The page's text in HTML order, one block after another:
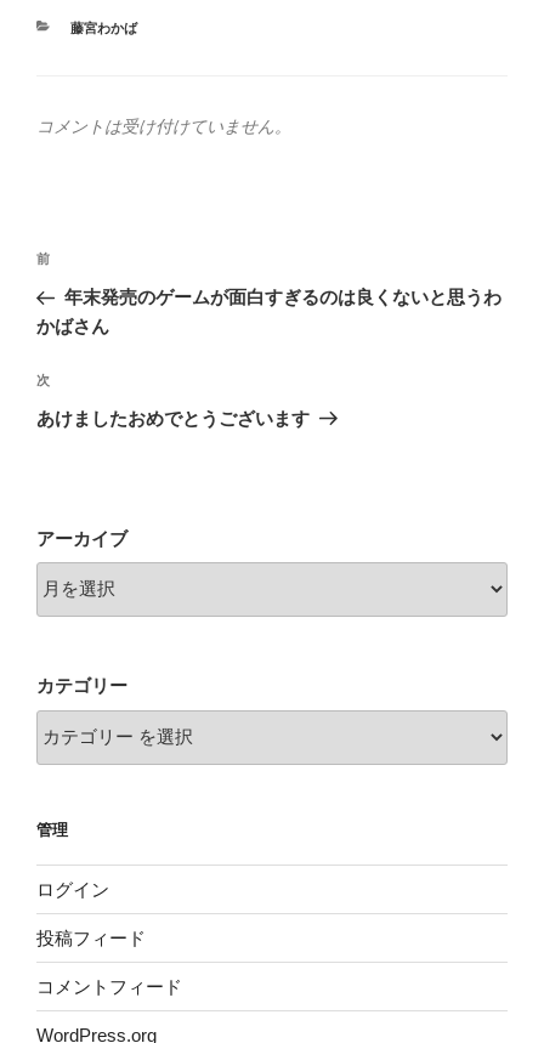
カ
藤宮わかば
コメントは受け付けていません。
投
ナ
ゲ
ー
前
の
投
前
年末発売のゲームが面白すぎるのは良くないと思うわ
かばさん
次
の
次
あけましたおめでとうございます
アーカイブ
カテゴリー
管理
ログイン
投稿フィード
コメントフィード
WordPress.org